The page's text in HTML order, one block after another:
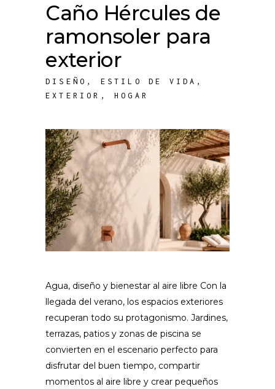
Caño Hércules de
ramonsoler para
exterior
DISEÑO , ESTILO DE VIDA ,
EXTERIOR ,HOGAR
Agua, diseño y bienestar al aire libre Con la
llegada del verano, los espacios exteriores
recuperan todo su protagonismo. Jardines,
terrazas, patios y zonas de piscina se
convierten en el escenario perfecto para
disfrutar del buen tiempo, compartir
momentos al aire libre y crear pequeños